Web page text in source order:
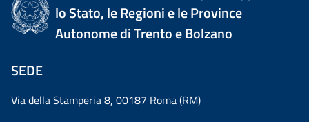
lo Stato, le Regioni e le Province
Autonome di Trento e Bolzano
SEDE
Via della Stamperia 8, 00187 Roma (RM)